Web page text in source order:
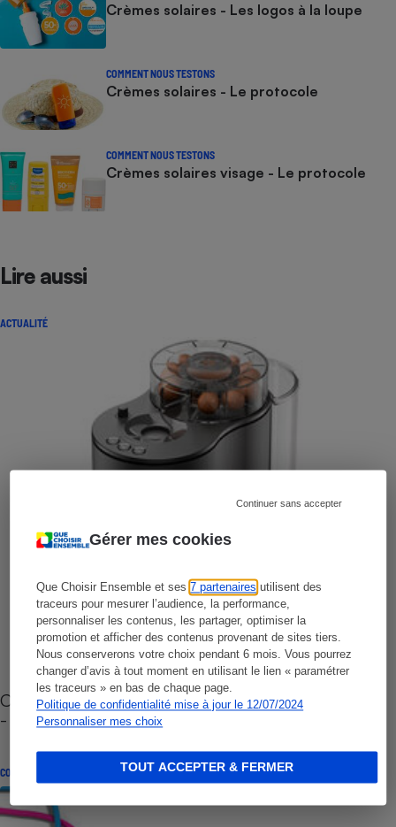
Gérer mes cookies
Que Choisir Ensemble et ses7 partenaires utilisent des
traceurs pour mesurer l’audience, la performance,
personnaliser les contenus, les partager, optimiser la
promotion et afficher des contenus provenant de sites tiers.
Nous conserverons votre choix pendant 6 mois. Vous pourrez
changer d’avis à tout moment en utilisant le lien « paramétrer
les traceurs » en bas de chaque page.
Politique de confidentialité mise à jour le 12/07/2024
Personnaliser mes choix
Continuer sans accepter
TOUT ACCEPTER & FERMER
Crèmes solaires - Les logos à la loupe
COMMENT NOUS TESTONS
Crèmes solaires - Le protocole
COMMENT NOUS TESTONS
Crèmes solaires visage - Le protocole
Lire aussi
ACTUALITÉ
Cafetière à capsules zéro déchet CoffeeB (vidéo)
- Premières impressions
CONSEILS